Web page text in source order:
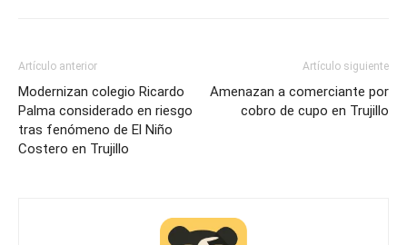
Artículo anterior
Modernizan colegio Ricardo
Palma considerado en riesgo
tras fenómeno de El Niño
Costero en Trujillo
Artículo siguiente
Amenazan a comerciante por
cobro de cupo en Trujillo